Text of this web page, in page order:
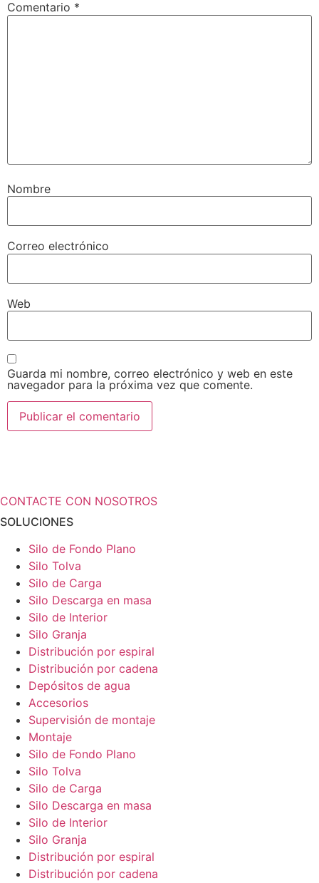
Comentario *
Nombre
Correo electrónico
Web
Guarda mi nombre, correo electrónico y web en este
navegador para la próxima vez que comente.
CONTACTE CON NOSOTROS
SOLUCIONES
Silo de Fondo Plano
Silo Tolva
Silo de Carga
Silo Descarga en masa
Silo de Interior
Silo Granja
Distribución por espiral
Distribución por cadena
Depósitos de agua
Accesorios
Supervisión de montaje
Montaje
Silo de Fondo Plano
Silo Tolva
Silo de Carga
Silo Descarga en masa
Silo de Interior
Silo Granja
Distribución por espiral
Distribución por cadena